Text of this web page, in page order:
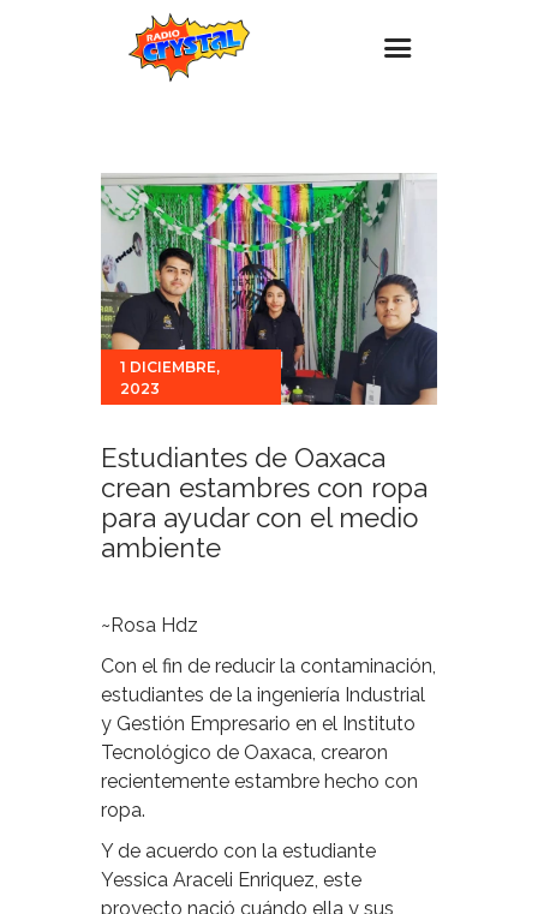
Estaciones
Eventos
Promociones
Noticias
Para ti
Contacto
1 DICIEMBRE,
2023
Estudiantes de Oaxaca
crean estambres con ropa
para ayudar con el medio
ambiente
~Rosa Hdz
Con el fin de reducir la contaminación,
estudiantes de la ingeniería Industrial
y Gestión Empresario en el Instituto
Tecnológico de Oaxaca, crearon
recientemente estambre hecho con
ropa.
Y de acuerdo con la estudiante
Yessica Araceli Enriquez, este
proyecto nació cuándo ella y sus